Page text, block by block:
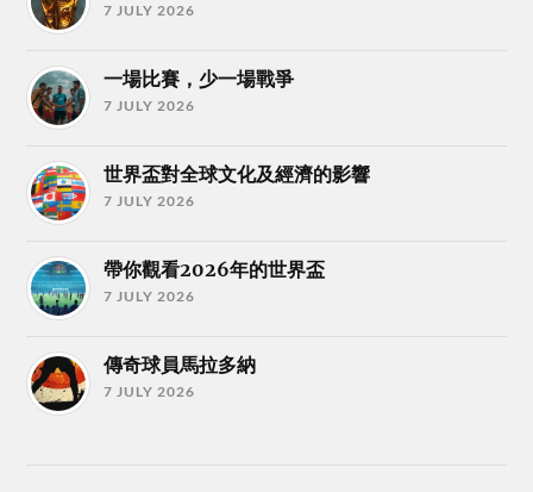
7 JULY 2026
一場比賽，少一場戰爭
7 JULY 2026
世界盃對全球文化及經濟的影響
7 JULY 2026
帶你觀看2026年的世界盃
7 JULY 2026
傳奇球員馬拉多納
7 JULY 2026